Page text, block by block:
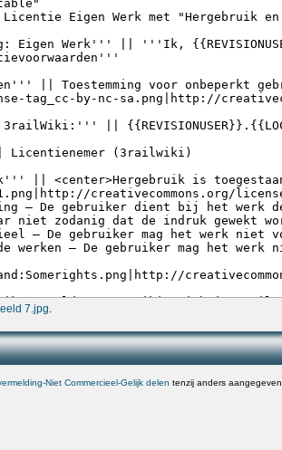
7.jpg
Niet Commercieel-Gelijk delen tenzij anders aangegeven.